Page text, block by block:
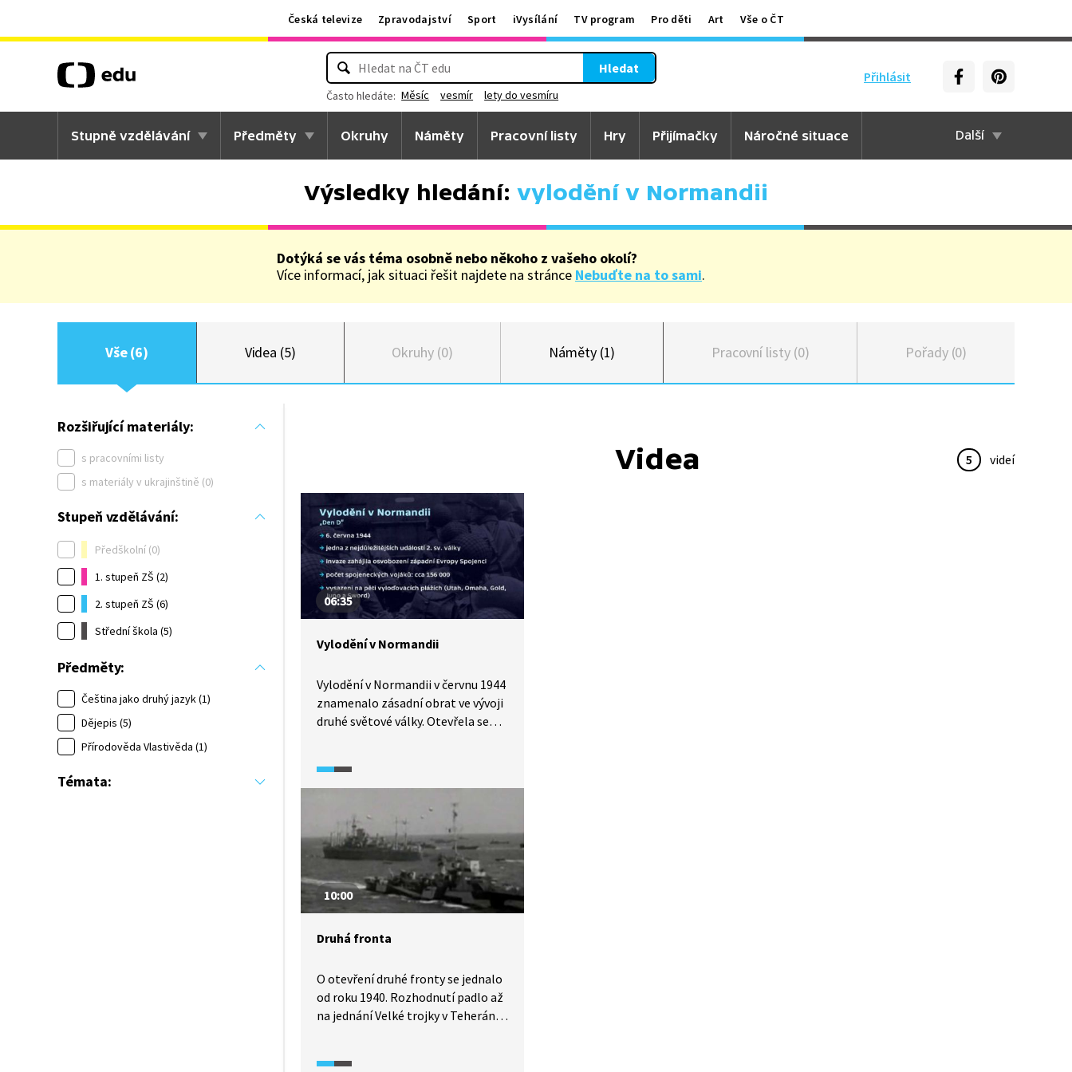
Česká televize Zpravodajství Sport iVysílání TV program Pro děti Art Vše o ČT
Přihlásit
Hledat
Často hledáte: Měsíc vesmír lety do vesmíru
Stupně vzdělávání Předměty Okruhy Náměty Pracovní listy Hry Přijímačky Náročné situace Další
Výsledky hledání: vylodění v Normandii
Dotýká se vás téma osobně nebo někoho z vašeho okolí?
Více informací, jak situaci řešit najdete na stránce Nebuďte na to sami.
Vše (6) Videa (5) Okruhy (0) Náměty (1) Pracovní listy (0) Pořady (0)
Rozšiřující materiály:
s pracovními listy
s materiály v ukrajinštině (0)
Stupeň vzdělávání:
Předškolní (0)
1. stupeň ZŠ (2)
2. stupeň ZŠ (6)
Střední škola (5)
Předměty:
Čeština jako druhý jazyk (1)
Dějepis (5)
Přírodověda Vlastivěda (1)
Témata:
Videa 5 videí
06:35
Vylodění v Normandii
Vylodění v Normandii v červnu 1944
znamenalo zásadní obrat ve vývoji
druhé světové války. Otevřela se
nadvlády nad Evropou. Připomeňte
a poznejte českou stopu
při vylodění.
10:00
Druhá fronta
O otevření druhé fronty se jednalo
od roku 1940. Rozhodnutí padlo až
na jednání Velké trojky v Teheránu.